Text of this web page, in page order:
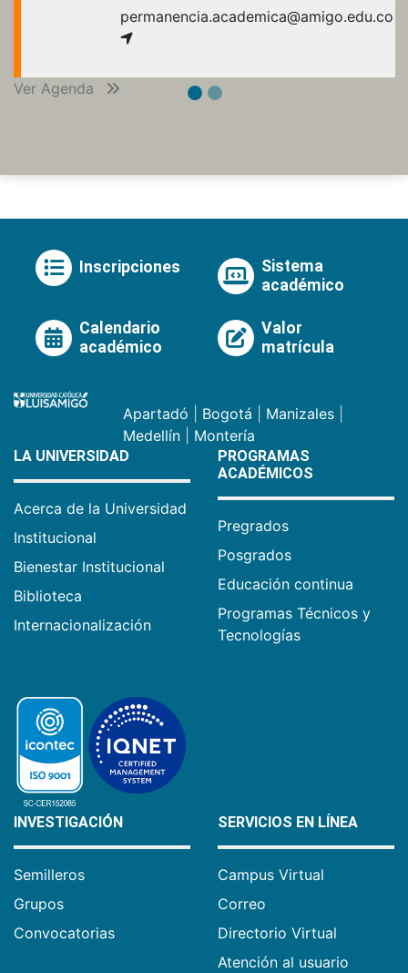
permanencia.academica@amigo.edu.co
Ver Agenda
Inscripciones
Sistema
académico
Calendario
académico
Valor
matrícula
Apartadó Bogotá Manizales
Medellín
Montería
LA UNIVERSIDAD
Acerca de la Universidad
Institucional
Bienestar Institucional
Biblioteca
Internacionalización
PROGRAMAS
ACADÉMICOS
Pregrados
Posgrados
Educación continua
Programas Técnicos y
Tecnologías
INVESTIGACIÓN
Semilleros
Grupos
Convocatorias
SERVICIOS EN LÍNEA
Campus Virtual
Correo
Directorio Virtual
Atención al usuario